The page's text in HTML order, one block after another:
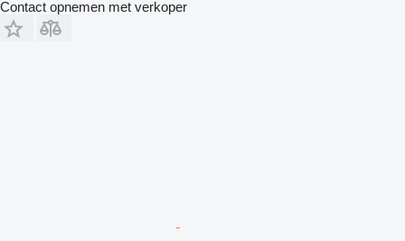
Contact opnemen met verkoper